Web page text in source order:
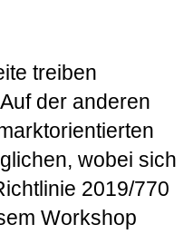
treiben
der anderen
wobei sich
2019/770
Workshop